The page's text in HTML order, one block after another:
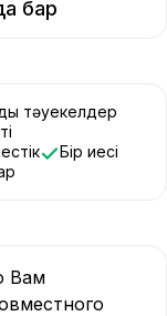
бар
тәуекелдер
Бір иесі
Вам